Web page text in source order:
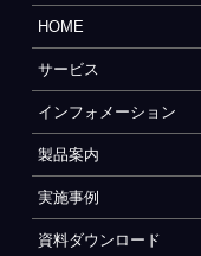
HOME
サービス
インフォメーション
製品案内
実施事例
資料ダウンロード